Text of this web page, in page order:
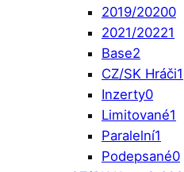
2019/20200
2021/20221
Base2
CZ/SK Hráči1
Inzerty0
Limitované1
Paralelní1
Podepsané0